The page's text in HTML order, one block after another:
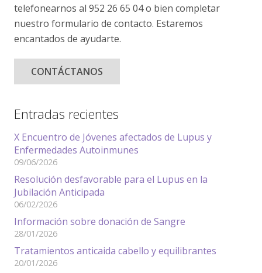
telefonearnos al 952 26 65 04 o bien completar
nuestro formulario de contacto. Estaremos
encantados de ayudarte.
CONTÁCTANOS
Entradas recientes
X Encuentro de Jóvenes afectados de Lupus y
Enfermedades Autoinmunes
09/06/2026
Resolución desfavorable para el Lupus en la
Jubilación Anticipada
06/02/2026
Información sobre donación de Sangre
28/01/2026
Tratamientos anticaida cabello y equilibrantes
20/01/2026